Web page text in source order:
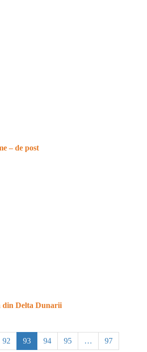
– de post
din Delta Dunarii
92 93 94 95 … 97